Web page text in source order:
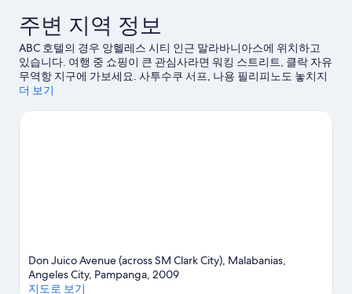
기
147
개
주변 지역 정보
ABC 호텔의 경우 앙헬레스 시티 인근 말라바니아스에 위치하고
있습니다. 여행 중 쇼핑이 큰 관심사라면 워킹 스트리트, 클락 자유
무역항 지구에 가보세요. 사투수쿠 서프, 나용 필리피노도 놓치지
마세요. 일정에 여유가 있다면 골프 같은 액티비티를 위한 시간도
더 보기
Don Juico Avenue (across SM Clark City), Malabanias,
Angeles City, Pampanga, 2009
지도로 보기